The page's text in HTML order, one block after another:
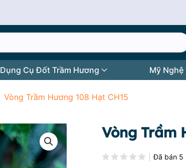
Dụng Cụ Đốt Trầm Hương Mỹ Nghệ
Vòng Trầm Hương 108 Hạt CH15
Vòng Trầm
Được
Đã bán 5